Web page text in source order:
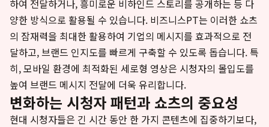
하여 전달하거나, 흥미로운 비하인드 스토리를 공개하는 등 다
양한 방식으로 활용될 수 있습니다. 비즈니스PT는 이러한 쇼츠
의 잠재력을 최대한 활용하여 기업의 메시지를 효과적으로 전
달하고, 브랜드 인지도를 빠르게 구축할 수 있도록 돕습니다. 특
히, 모바일 환경에 최적화된 세로형 영상은 시청자의 몰입도를
높여 브랜드 메시지 전달에 더욱 유리합니다.
변화하는 시청자 패턴과 쇼츠의 중요성
현대 시청자들은 긴 시간 동안 한 가지 콘텐츠에 집중하기보다,